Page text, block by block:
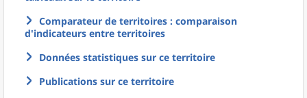
Comparateur de territoires : comparaison
d'indicateurs entre territoires
Données statistiques sur ce territoire
Publications sur ce territoire